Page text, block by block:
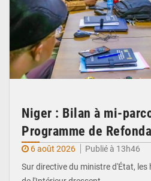
Niger : Bilan à mi-
Programme de
6 août 2026
Publié à 13h46
Sur directive du ministre d'État,